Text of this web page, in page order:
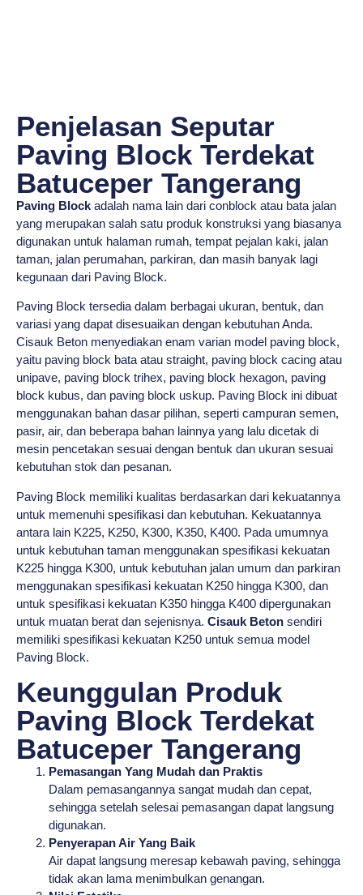
Penjelasan Seputar
Paving Block Terdekat
Batuceper Tangerang
Paving Block adalah nama lain dari conblock atau bata jalan
yang merupakan salah satu produk konstruksi yang biasanya
digunakan untuk halaman rumah, tempat pejalan kaki, jalan
taman, jalan perumahan, parkiran, dan masih banyak lagi
kegunaan dari Paving Block.
Paving Block tersedia dalam berbagai ukuran, bentuk, dan
variasi yang dapat disesuaikan dengan kebutuhan Anda.
Cisauk Beton menyediakan enam varian model paving block,
yaitu paving block bata atau straight, paving block cacing atau
unipave, paving block trihex, paving block hexagon, paving
block kubus, dan paving block uskup. Paving Block ini dibuat
menggunakan bahan dasar pilihan, seperti campuran semen,
pasir, air, dan beberapa bahan lainnya yang lalu dicetak di
mesin pencetakan sesuai dengan bentuk dan ukuran sesuai
kebutuhan stok dan pesanan.
Paving Block memiliki kualitas berdasarkan dari kekuatannya
untuk memenuhi spesifikasi dan kebutuhan. Kekuatannya
antara lain K225, K250, K300, K350, K400. Pada umumnya
untuk kebutuhan taman menggunakan spesifikasi kekuatan
K225 hingga K300, untuk kebutuhan jalan umum dan parkiran
menggunakan spesifikasi kekuatan K250 hingga K300, dan
untuk spesifikasi kekuatan K350 hingga K400 dipergunakan
untuk muatan berat dan sejenisnya. Cisauk Beton sendiri
memiliki spesifikasi kekuatan K250 untuk semua model
Paving Block.
Keunggulan Produk
Paving Block Terdekat
Batuceper Tangerang
Pemasangan Yang Mudah dan Praktis
Dalam pemasangannya sangat mudah dan cepat,
sehingga setelah selesai pemasangan dapat langsung
digunakan.
Penyerapan Air Yang Baik
Air dapat langsung meresap kebawah paving, sehingga
tidak akan lama menimbulkan genangan.